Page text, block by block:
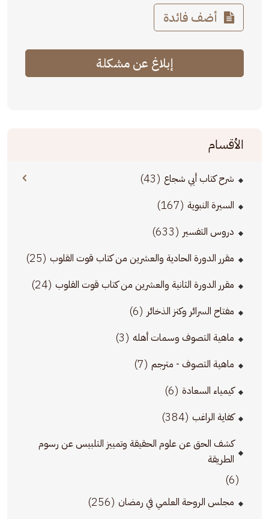
أضف فائدة
إبلاغ عن مشكلة
الأقسام
شرح كتاب أبي شجاع (43)
السيرة النبوية (167)
دروس التفسير (633)
مقرر الدورة الحادية والعشرين من كتاب قوت القلوب (25)
مقرر الدورة الثانية والعشرين من كتاب قوت القلوب (24)
مفتاح السرائر وكنز الذخائر (6)
ماهية التصوف وسمات أهله (3)
ماهية التصوف - مترجم (7)
كيمياء السعادة (6)
كفاية الراغب (384)
كشف الحق عن علوم الحقيقة وتمييز التلبيس عن رسوم
الطريقة
(6)
مجلس الروحة العلمي في رمضان (256)